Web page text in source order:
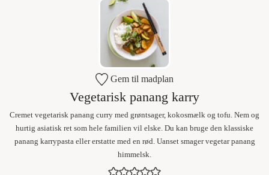
Gem til madplan
Vegetarisk panang karry
Cremet vegetarisk panang curry med grøntsager, kokosmælk og tofu. Nem og
hurtig asiatisk ret som hele familien vil elske. Du kan bruge den klassiske
panang karrypasta eller erstatte med en rød. Uanset smager vegetar panang
himmelsk.